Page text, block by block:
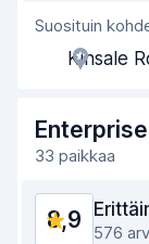
Toimihenkilön
Noutonopeus
Palautusnopeus
Auton siisteys
Auton kunto
Suosituin
Kinsale
Enterprise
33 paikkaa
8,9 576